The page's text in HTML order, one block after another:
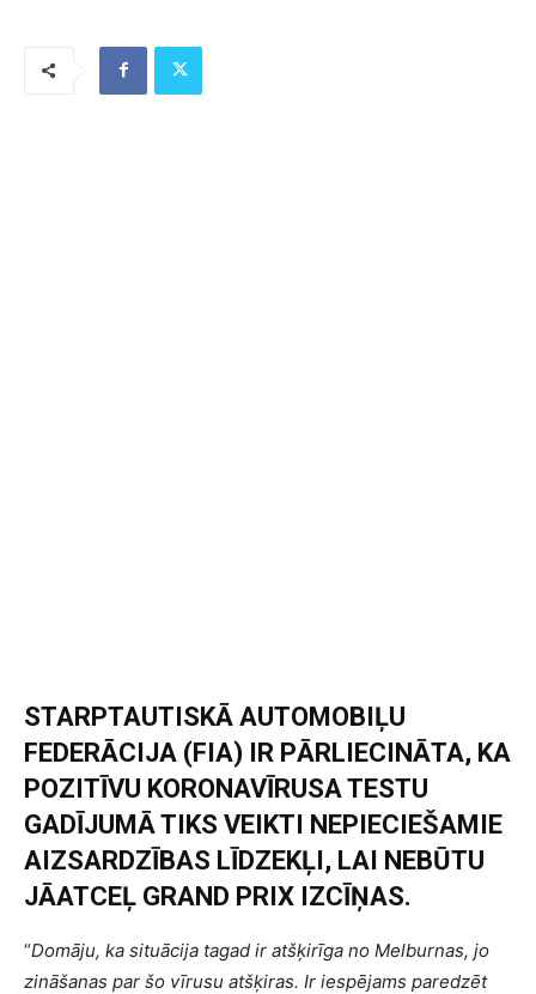
STARPTAUTISKĀ AUTOMOBIĻU
FEDERĀCIJA (FIA) IR PĀRLIECINĀTA, KA
POZITĪVU KORONAVĪRUSA TESTU
GADĪJUMĀ TIKS VEIKTI NEPIECIEŠAMIE
AIZSARDZĪBAS LĪDZEKĻI, LAI NEBŪTU
JĀATCEĻ GRAND PRIX IZCĪŅAS.
“Domāju, ka situācija tagad ir atšķirīga no Melburnas, jo
zināšanas par šo vīrusu atšķiras. Ir iespējams paredzēt